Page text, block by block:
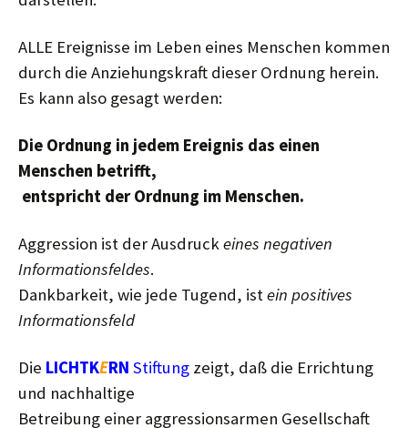
ALLE Ereignisse im Leben eines Menschen kommen
durch die Anziehungskraft dieser Ordnung herein.
Es kann also gesagt werden:
Die Ordnung in jedem Ereignis das einen
Menschen betrifft,
entspricht der Ordnung im Menschen.
Aggression ist der Ausdruckeines negativen
Informationsfeldes.
Dankbarkeit, wie jede Tugend, istein positives
Informationsfeld
Die LICHTKERN Stiftung zeigt, daß die Errichtung
und nachhaltige
Betreibung einer aggressionsarmen Gesellschaft